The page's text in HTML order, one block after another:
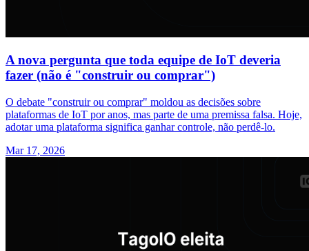
A nova pergunta que toda equipe de IoT deveria
fazer (não é "construir ou comprar")
O debate "construir ou comprar" moldou as decisões sobre
plataformas de IoT por anos, mas parte de uma premissa falsa. Hoje,
adotar uma plataforma significa ganhar controle, não perdê-lo.
Mar 17, 2026